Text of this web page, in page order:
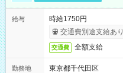
給与
時給1750円
交通費別途支給あり
交通費 全額支給
勤務地
東京都千代田区